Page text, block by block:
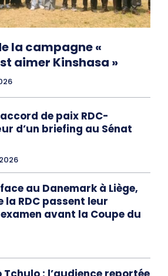
la campagne «
aimer Kinshasa »
de paix RDC-
d’un briefing au Sénat
au Danemark à Liège,
la RDC passent leur
avant la Coupe du